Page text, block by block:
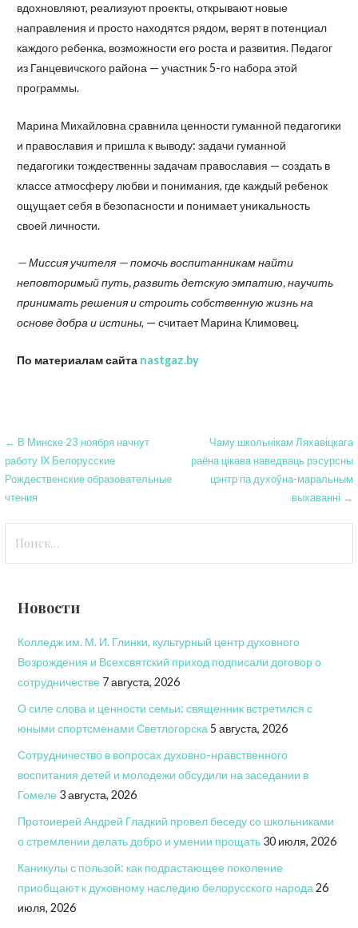
вдохновляют, реализуют проекты, открывают новые
направления и просто находятся рядом, верят в потенциал
каждого ребенка, возможности его роста и развития. Педагог
из Ганцевичского района — участник 5-го набора этой
программы.
Марина Михайловна сравнила ценности гуманной педагогики
и православия и пришла к выводу: задачи гуманной
педагогики тождественны задачам православия — создать в
классе атмосферу любви и понимания, где каждый ребенок
ощущает себя в безопасности и понимает уникальность
своей личности.
— Миссия учителя — помочь воспитанникам найти
неповторимый путь, развить детскую эмпатию, научить
принимать решения и строить собственную жизнь на
основе добра и истины, — считает Марина Климовец.
По материалам сайта nastgaz.by
Навигация
по
записям
← В Минске 23 ноября начнут
работу IX Белорусские
Рождественские образовательные
чтения
Чаму школьнікам Ляхавіцкага
раёна цікава наведваць рэсурсны
цэнтр па духоўна-маральным
выхаванні →
Новости
Колледж им. М. И. Глинки, культурный центр духовного
Возрождения и Всехсвятский приход подписали договор о
сотрудничестве 7 августа, 2026
О силе слова и ценности семьи: священник встретился с
юными спортсменами Светлогорска 5 августа, 2026
Сотрудничество в вопросах духовно-нравственного
воспитания детей и молодежи обсудили на заседании в
Гомеле 3 августа, 2026
Протоиерей Андрей Гладкий провел беседу со школьниками
о стремлении делать добро и умении прощать 30 июля, 2026
Каникулы с пользой: как подрастающее поколение
приобщают к духовному наследию белорусского народа 26
июля, 2026